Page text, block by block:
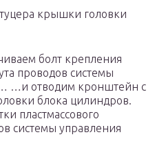
крышки головки
болт крепления
проводов системы
…и отводим кронштейн с
блока цилиндров.
пластмассового
системы управления